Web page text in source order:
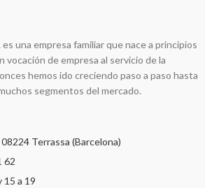
es una empresa familiar que nace a principios
vocación de empresa al servicio de la
hemos ido creciendo paso a paso hasta
segmentos del mercado.
Terrassa (Barcelona)
62
15 a 19